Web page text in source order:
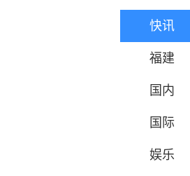
快讯
福建
国内
国际
娱乐